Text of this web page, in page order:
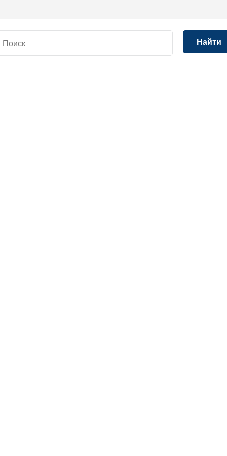
Найти